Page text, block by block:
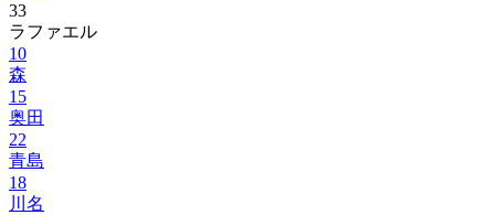
33
ラファエル
10
森
15
奥田
22
青島
18
川名